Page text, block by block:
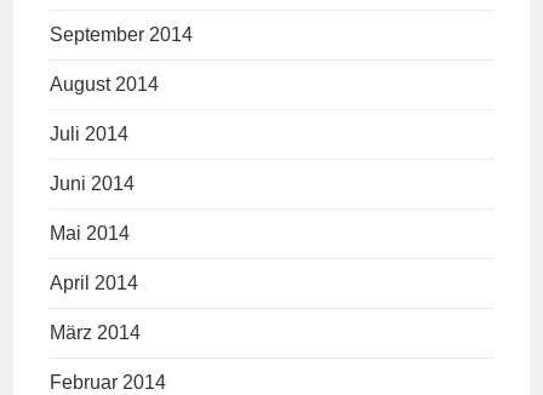
September 2014
August 2014
Juli 2014
Juni 2014
Mai 2014
April 2014
März 2014
Februar 2014